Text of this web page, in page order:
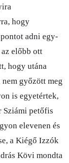
hogy
adni egy-
előbb ott
hogy utána
győzött meg
is egyetértek,
Sziámi petőfis
elevenen és
a Kiégő Izzók
Kövi mondta